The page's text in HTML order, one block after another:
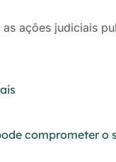
ações judiciais
comprometer